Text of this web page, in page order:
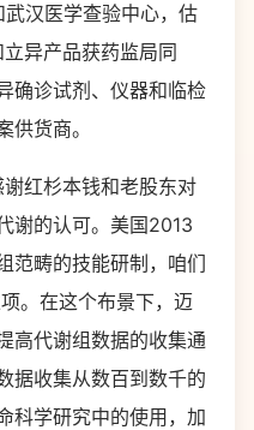
汉医学查验中心，估
异产品获药监局同
确诊试剂、仪器和临检
供货商。
红杉本钱和老股东对
谢的认可。美国2013
范畴的技能研制，咱们
。在这个布景下，迈
高代谢组数据的收集通
据收集从数百到数千的
科学研究中的使用，加